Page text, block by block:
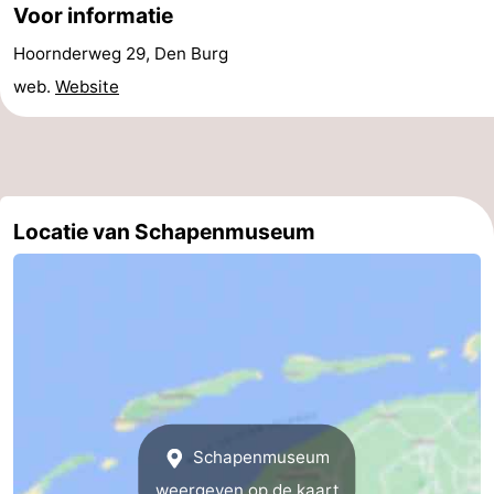
doen
-
Kerken
-
Rondvaarten
Boerderijen
Voor informatie
Hoornderweg 29, Den Burg
web. Website
Locatie van Schapenmuseum
Schapenmuseum